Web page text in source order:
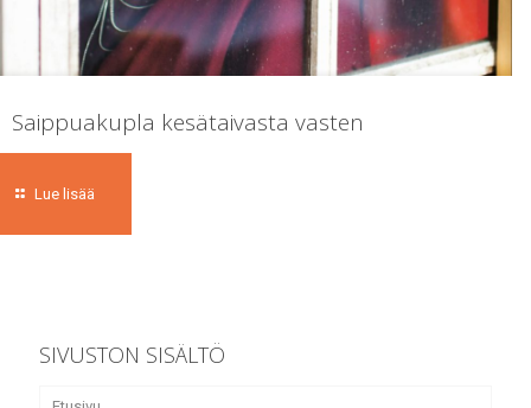
Saippuakupla kesätaivasta vasten
Lue lisää
SIVUSTON SISÄLTÖ